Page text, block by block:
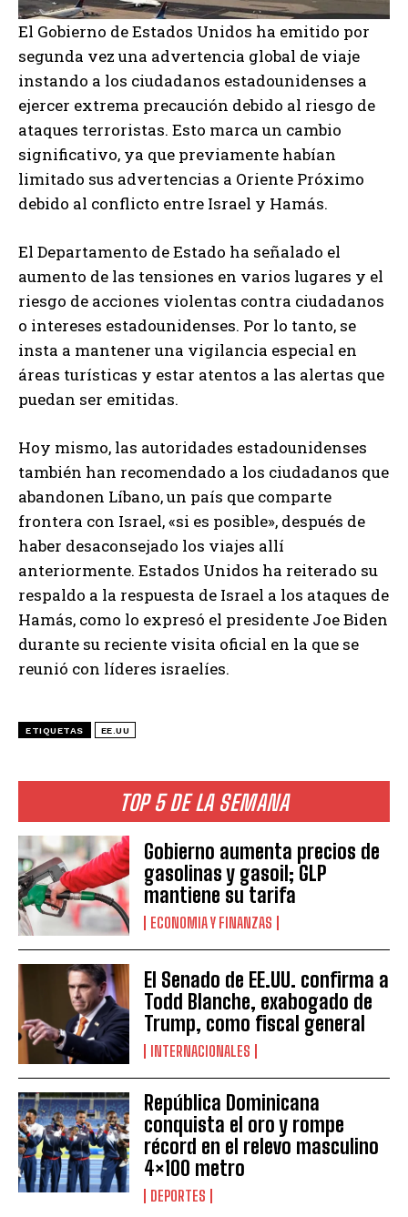
TOP 5 DE LA SEMANA
Gobierno aumenta precios de
gasolinas y gasoil; GLP
mantiene su tarifa
ECONOMIA Y FINANZAS
El Senado de EE.UU. confirma a
Todd Blanche, exabogado de
Trump, como fiscal general
INTERNACIONALES
República Dominicana
conquista el oro y rompe
récord en el relevo masculino
4×100 metro
DEPORTES
El Gobierno de Estados Unidos ha emitido por
segunda vez una advertencia global de viaje
instando a los ciudadanos estadounidenses a
ejercer extrema precaución debido al riesgo de
ataques terroristas. Esto marca un cambio
significativo, ya que previamente habían
limitado sus advertencias a Oriente Próximo
debido al conflicto entre Israel y Hamás.
El Departamento de Estado ha señalado el
aumento de las tensiones en varios lugares y el
riesgo de acciones violentas contra ciudadanos
o intereses estadounidenses. Por lo tanto, se
insta a mantener una vigilancia especial en
áreas turísticas y estar atentos a las alertas que
puedan ser emitidas.
Hoy mismo, las autoridades estadounidenses
también han recomendado a los ciudadanos que
abandonen Líbano, un país que comparte
frontera con Israel, «si es posible», después de
haber desaconsejado los viajes allí
anteriormente. Estados Unidos ha reiterado su
respaldo a la respuesta de Israel a los ataques de
Hamás, como lo expresó el presidente Joe Biden
durante su reciente visita oficial en la que se
reunió con líderes israelíes.
ETIQUETAS EE.UU